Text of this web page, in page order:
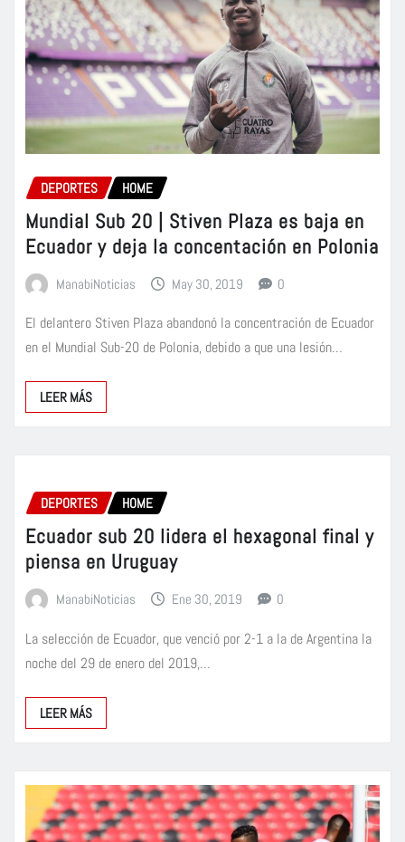
DEPORTES HOME
Mundial Sub 20 | Stiven Plaza es baja en
Ecuador y deja la concentación en Polonia
ManabiNoticias May 30, 2019 0
El delantero Stiven Plaza abandonó la concentración de Ecuador
en el Mundial Sub-20 de Polonia, debido a que una lesión…
LEER MÁS
DEPORTES HOME
Ecuador sub 20 lidera el hexagonal final y
piensa en Uruguay
ManabiNoticias Ene 30, 2019 0
La selección de Ecuador, que venció por 2-1 a la de Argentina la
noche del 29 de enero del 2019,…
LEER MÁS